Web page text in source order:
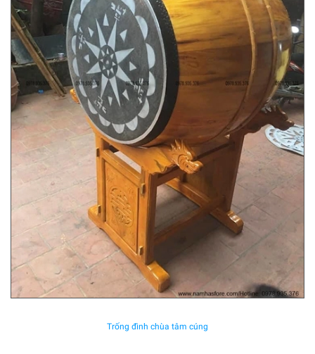
Trống đình chùa tâm cúng